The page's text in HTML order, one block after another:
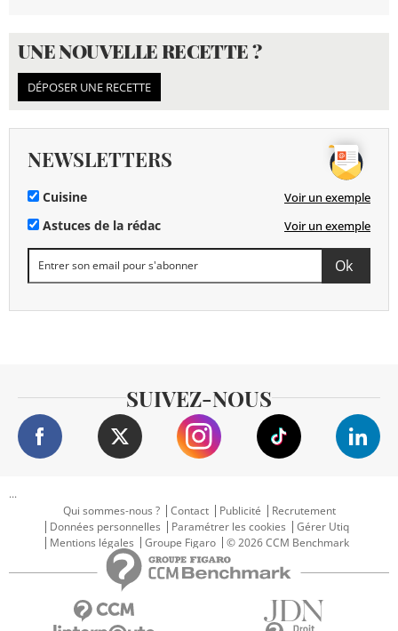
UNE NOUVELLE RECETTE ?
DÉPOSER UNE RECETTE
NEWSLETTERS
Cuisine Voir un exemple
Astuces de la rédac Voir un exemple
SUIVEZ-NOUS
...
Qui sommes-nous ?
Contact Publicité
Recrutement
Données personnelles
Paramétrer les cookies
Gérer Utiq
Mentions légales
Groupe Figaro © 2026 CCM Benchmark